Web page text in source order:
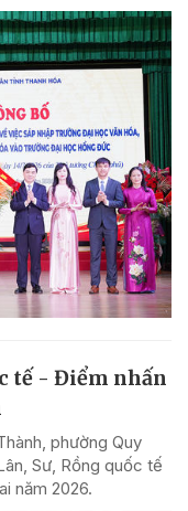
tế - Điểm nhấn
phường Quy
Sư, Rồng quốc tế
năm 2026.